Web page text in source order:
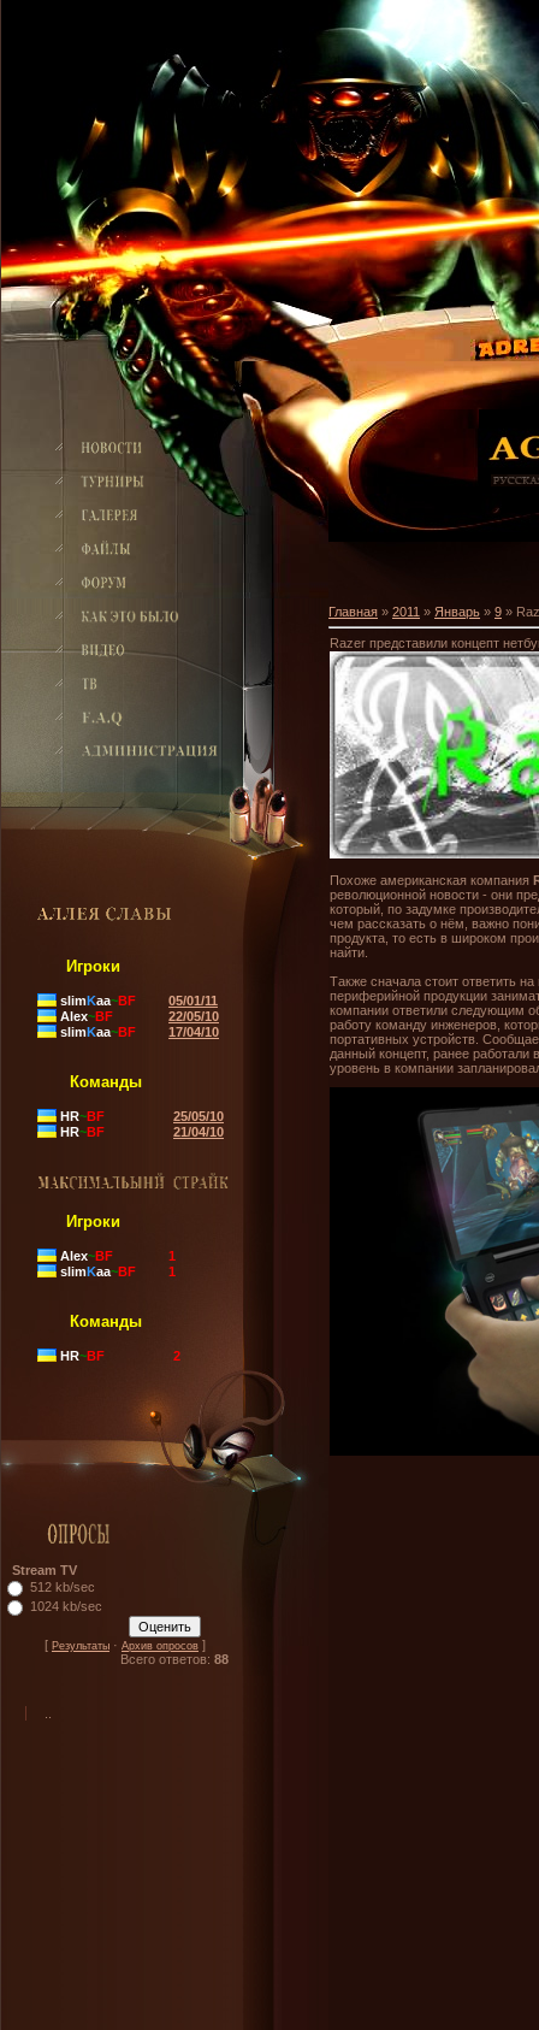
Игроки
slimKaa~BF
05/01/11
Alex~BF
22/05/10
slimKaa~BF 17/04/10
Команды
HR~BF
25/05/10
HR~BF 21/04/10
Игроки
Alex~BF
1
slimKaa~BF 1
Команды
HR~BF 2
Stream TV
512 kb/sec
1024 kb/sec
[ Результаты · Архив опросов ]
Всего ответов: 88
Главная » 2011 » Январь » 9 »
Razer представили концепт
Похоже американская компания
революционной новости - они
который, по задумке
чем рассказать о нём, важно
продукта, то есть в широком
найти.
Также сначала стоит ответить
периферийной продукции
компании ответили следующим
работу команду инженеров,
портативных устройств.
данный концепт, ранее
уровень в компании